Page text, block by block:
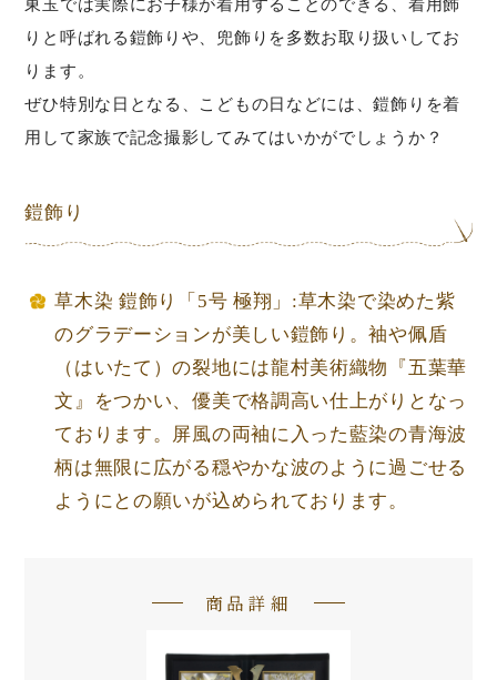
東玉では実際にお子様が着用することのできる、着用飾
りと呼ばれる鎧飾りや、兜飾りを多数お取り扱いしてお
ります。
ぜひ特別な日となる、こどもの日などには、鎧飾りを着
用して家族で記念撮影してみてはいかがでしょうか？
鎧飾り
草木染 鎧飾り「5号 極翔」:草木染で染めた紫
のグラデーションが美しい鎧飾り。袖や佩盾
（はいたて）の裂地には龍村美術織物『五葉華
文』をつかい、優美で格調高い仕上がりとなっ
ております。屏風の両袖に入った藍染の青海波
柄は無限に広がる穏やかな波のように過ごせる
ようにとの願いが込められております。
商品詳細